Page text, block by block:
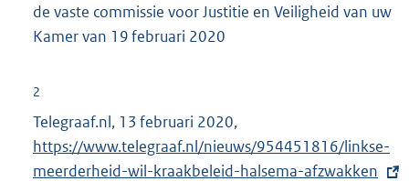
de vaste commissie voor Justitie en Veiligheid van uw
Kamer van 19 februari 2020
2
Telegraaf.nl, 13 februari 2020,
x
t
https://www.telegraaf.nl/nieuws/954451816/linkse-
meerderheid-wil-kraakbeleid-halsema-afzwakken